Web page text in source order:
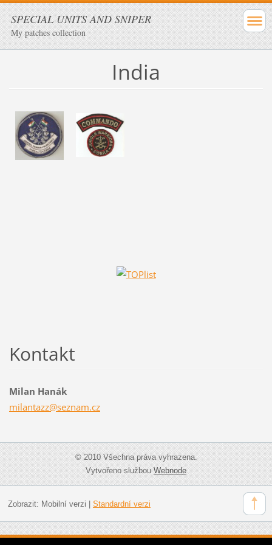
SPECIAL UNITS AND SNIPER
My patches collection
India
Kontakt
Milan Hanák
milantazz@seznam.cz
© 2010 Všechna práva vyhrazena.
Vytvořeno službouWebnode
Zobrazit: Mobilní verzi Standardní verzi